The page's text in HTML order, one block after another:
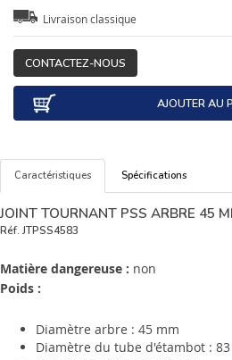
Livraison classique
CONTACTEZ-NOUS
AJOUTER AU
Caractéristiques Spécifications
JOINT TOURNANT PSS ARBRE 45
Réf. JTPSS4583
Matière dangereuse : non
Poids :
Diamètre arbre : 45 mm
Diamètre du tube d'étambot :